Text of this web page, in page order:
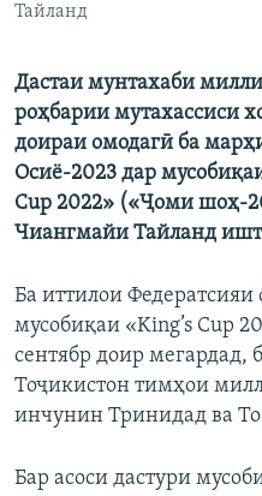
Ҳамаи сомонаҳои RFE/
Тайланд
Дастаи мунтахаби
роҳбарии мутахассиси
доираи омодагӣ ба марҳ
Осиё-2023 дар мусобиқ
Cup 2022» («Ҷоми шоҳ-
Чиангмайи Тайланд
Ба иттилои Федератсияи
мусобиқаи «King’s Cup
сентябр доир мегардад,
Тоҷикистон тимҳои
инчунин Тринидад ва
Бар асоси дастури